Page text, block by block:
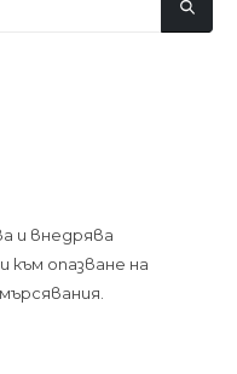
опазване на